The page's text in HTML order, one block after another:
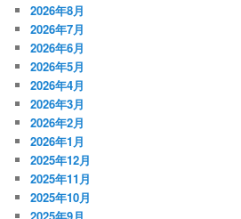
2026年8月
2026年7月
2026年6月
2026年5月
2026年4月
2026年3月
2026年2月
2026年1月
2025年12月
2025年11月
2025年10月